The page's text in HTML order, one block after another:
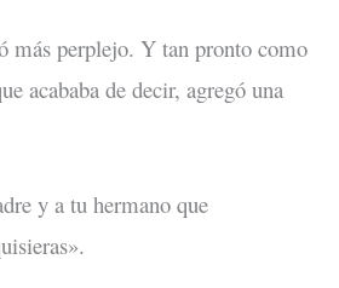
más perplejo. Y tan pronto como
acababa de decir, agregó una
y a tu hermano que